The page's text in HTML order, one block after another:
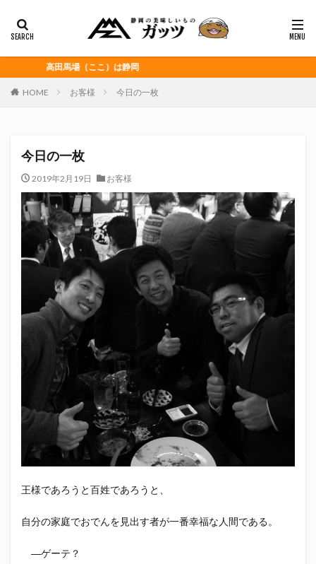
高田馬場（ここ）は静岡
HOME お客様 今日の一枚
今日の一枚
2019年2月19日 お客様
王様であろうと百姓であろうと、
自分の家庭でおでんを見出す者が一番幸福な人間である。
―ゲーテ？
富士宮やきそば 桜えび 浜松餃子
Jリーグ
いわてグルージャ盛岡
おがわ
おんな泣かせ
くふうハヤテベンチャーズ静岡
こっこ
たけしの挑戦状
たけし軍団
どんどん
はごろもフーズ
アスルクラロ沼津
アビスパ福岡
アマンド娘
イカゲーム
インチキおじさん
エスエスケイフーズ
エスパルス登山部
エルゴラッソ
オレンジデイズ
カップヌードル
カミュ
ガッツ星人
ガンダム
キンミヤ クリアソン新宿
サウナしきじ
サガン鳥栖
サッポロビール
サッポロ黒ラベル
サンフレッチェ広島
シーラック
ジェフユナイテッド市原・千葉
ジュビロ磐田
セレッソ大阪
ダーツ トリイソース
ビックボンバーズ
ビッグボンバーズ
ベアードビール
ベルテックス静岡
ペスト
リベロ